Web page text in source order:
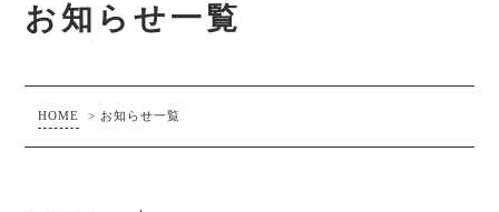
お知らせ一覧
HOME > お知らせ一覧